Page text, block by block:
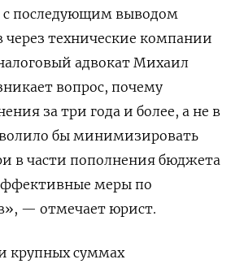
с последующим выводом
через технические компании
адвокат Михаил
вопрос, почему
за три года и более, а не в
бы минимизировать
в части пополнения бюджета
меры по
— отмечает юрист.
крупных суммах